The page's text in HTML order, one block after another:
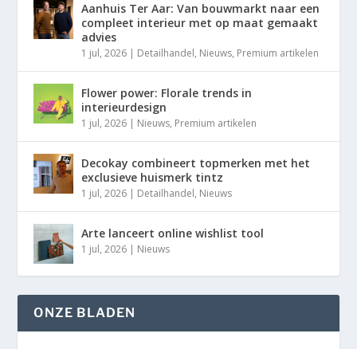
Aanhuis Ter Aar: Van bouwmarkt naar een
compleet interieur met op maat gemaakt
advies
1 jul, 2026 | Detailhandel, Nieuws, Premium artikelen
Flower power: Florale trends in
interieurdesign
1 jul, 2026 | Nieuws, Premium artikelen
Decokay combineert topmerken met het
exclusieve huismerk tintz
1 jul, 2026 | Detailhandel, Nieuws
Arte lanceert online wishlist tool
1 jul, 2026 | Nieuws
ONZE BLADEN